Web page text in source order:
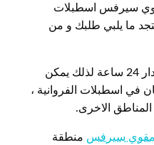
سيرفس اسطبلات
ستجد ما يلبي طلبك و من
نعمل على تقديم خدماتنا على مدار 24 ساعة لذلك يمكن
في اسطبلات الفروانية ،
المناطق الاخرى.
مقوي سيرفس منطقة